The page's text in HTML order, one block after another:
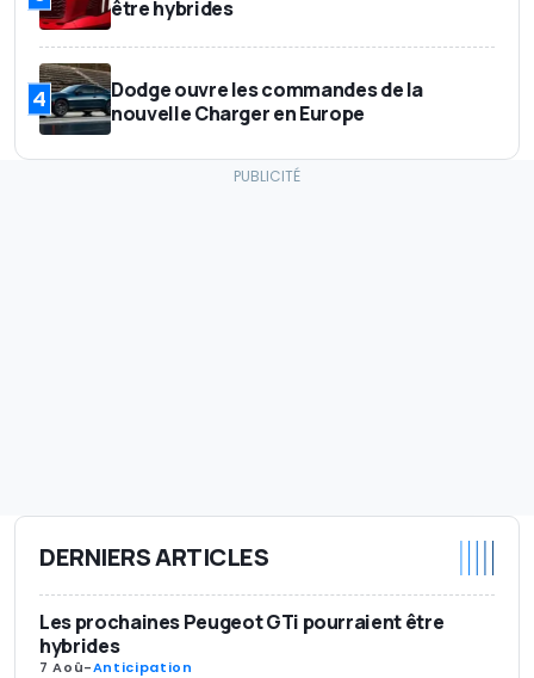
être hybrides
4
Dodge ouvre les commandes de la
nouvelle Charger en Europe
DERNIERS ARTICLES
Les prochaines Peugeot GTi pourraient être
hybrides
7 Aoû-Anticipation